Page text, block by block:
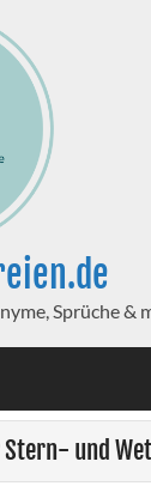
Sprüche &
und